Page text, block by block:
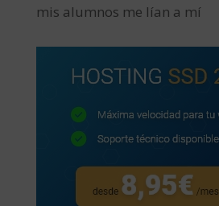
mis alumnos me lían a mí